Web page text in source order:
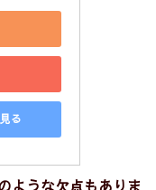
る
ような欠点もありま